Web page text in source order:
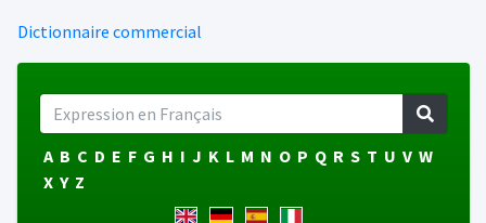
Dictionnaire commercial
A B C D E F G H I J K L M N O P Q R S T U V W
X Y Z